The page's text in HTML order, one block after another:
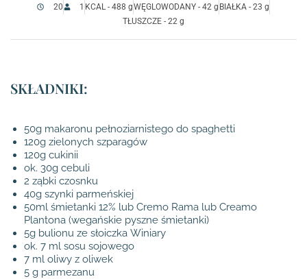
20 1 KCAL - 488 gWĘGLOWODANY - 42 g BIAŁKA - 23 g
TŁUSZCZE - 22 g
SKŁADNIKI:
50g makaronu pełnoziarnistego do spaghetti
120g zielonych szparagów
120g cukinii
ok. 30g cebuli
2 ząbki czosnku
40g szynki parmeńskiej
50ml śmietanki 12% lub Cremo Rama lub Creamo
Plantona (wegańskie pyszne śmietanki)
5g bulionu ze słoiczka Winiary
ok. 7 ml sosu sojowego
7 ml oliwy z oliwek
5 g parmezanu